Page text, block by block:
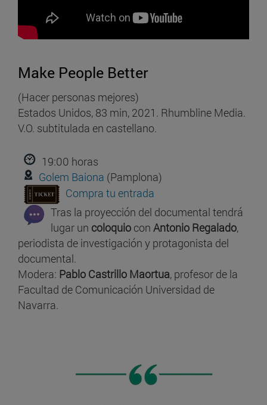
Make People Better
(Hacer personas mejores)
Estados Unidos, 83 min, 2021. Rhumbline Media.
V.O. subtitulada en castellano.
19:00 horas
Golem Baiona (Pamplona)
Compra tu entrada
Tras la proyección del documental tendrá
lugar un coloquio con Antonio Regalado,
periodista de investigación y protagonista del
documental.
Modera: Pablo Castrillo Maortua, profesor de la
Facultad de Comunicación Universidad de
Navarra.